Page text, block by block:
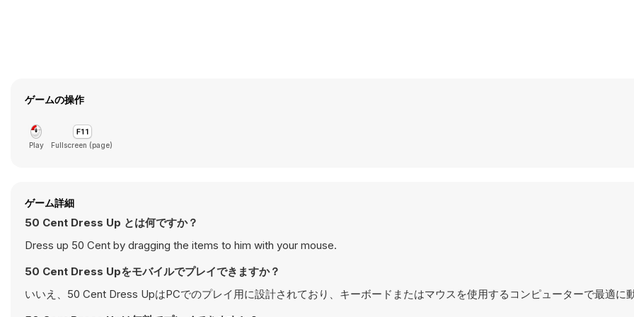
ゲームの操作
Play Fullscreen (page)
ゲーム詳細
50 Cent Dress Up とは何ですか？
Dress up 50 Cent by dragging the items to him with your mouse.
50 Cent Dress Upをモバイルでプレイできますか？
いいえ、50 Cent Dress UpはPCでのプレイ用に設計されており、キーボードまたはマウスを使用するコンピューターで最適に動